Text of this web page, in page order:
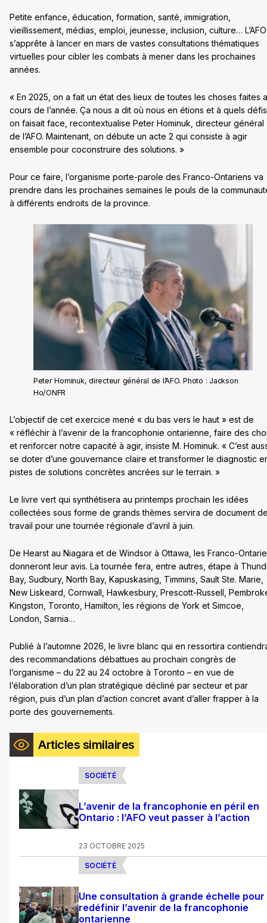
Petite enfance, éducation, formation, santé, immigration,
vieillissement, médias, emploi, jeunesse, inclusion, culture… L’AFO
s’apprête à lancer en mars de vastes consultations thématiques
virtuelles pour cibler les combats à mener dans les prochaines
années.
« En 2025, on a fait un état des lieux de toutes les choses faites
cours de l’année. Ça nous a dit où nous en étions et à quels défis
on faisait face, recontextualise Peter Hominuk, directeur général
de l’AFO. Maintenant, on débute un acte 2 qui consiste à agir
ensemble pour coconstruire des solutions. »
Pour ce faire, l’organisme porte-parole des Franco-Ontariens va
prendre dans les prochaines semaines le pouls de la
à différents endroits de la province.
Peter Hominuk, directeur général de l’AFO. Photo : Jackson
Ho/ONFR
L’objectif de cet exercice mené « du bas vers le haut » est de
« réfléchir à l’avenir de la francophonie ontarienne, faire des
et renforcer notre capacité à agir, insiste M. Hominuk. « C’est
se doter d’une gouvernance claire et transformer le diagnostic
pistes de solutions concrètes ancrées sur le terrain. »
Le livre vert qui synthétisera au printemps prochain les idées
collectées sous forme de grands thèmes servira de document
travail pour une tournée régionale d’avril à juin.
De Hearst au Niagara et de Windsor à Ottawa, les Franco-
donneront leur avis. La tournée fera, entre autres, étape à
Bay, Sudbury, North Bay, Kapuskasing, Timmins, Sault Ste. Marie,
New Liskeard, Cornwall, Hawkesbury, Prescott-Russell,
Kingston, Toronto, Hamilton, les régions de York et Simcoe,
London, Sarnia…
Publié à l’automne 2026, le livre blanc qui en ressortira
des recommandations débattues au prochain congrès de
l’organisme – du 22 au 24 octobre à Toronto – en vue de
l’élaboration d’un plan stratégique décliné par secteur et par
région, puis d’un plan d’action concret avant d’aller frapper à la
porte des gouvernements.
Articles similaires
SOCIÉTÉ
L’avenir de la francophonie en péril en
Ontario : l’AFO veut passer à l’action
23 OCTOBRE 2025
SOCIÉTÉ
Une consultation à grande échelle pour
redéfinir l’avenir de la francophonie
ontarienne